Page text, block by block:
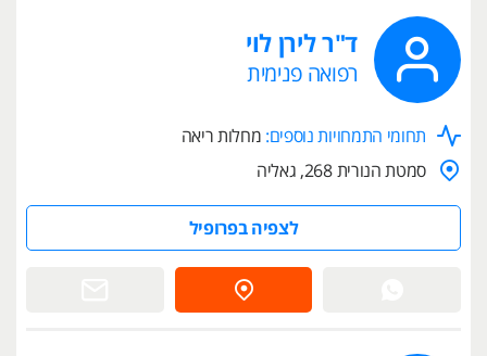
ד"ר לירן לוי
רפואה פנימית
תחומי התמחויות נוספים: מחלות ריאה
סמטת הנורית 268, גאליה
לצפיה בפרופיל